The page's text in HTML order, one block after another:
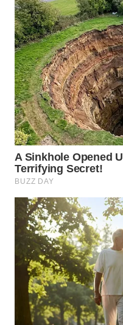
WN
CIREBON
WN
INDRAMAYU
WN
KUNINGAN
WN
MAJALENGKA
WN
SUBANG
WN
SUKABUMI
WN
PURWAKARTA